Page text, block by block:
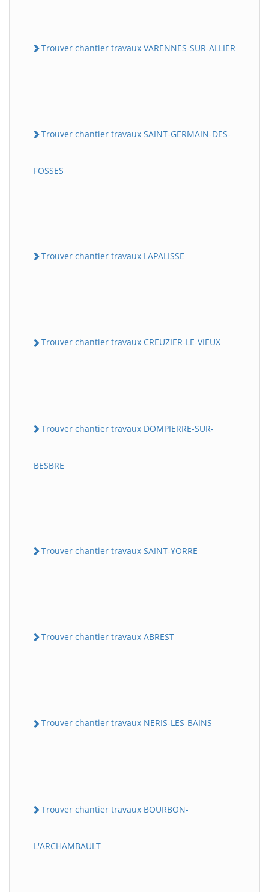
Trouver chantier travaux VARENNES-SUR-ALLIER
Trouver chantier travaux SAINT-GERMAIN-DES-
FOSSES
Trouver chantier travaux LAPALISSE
Trouver chantier travaux CREUZIER-LE-VIEUX
Trouver chantier travaux DOMPIERRE-SUR-
BESBRE
Trouver chantier travaux SAINT-YORRE
Trouver chantier travaux ABREST
Trouver chantier travaux NERIS-LES-BAINS
Trouver chantier travaux BOURBON-
L'ARCHAMBAULT